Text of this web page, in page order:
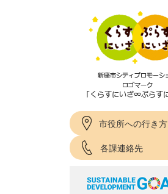
市役所への行き方
各課連絡先